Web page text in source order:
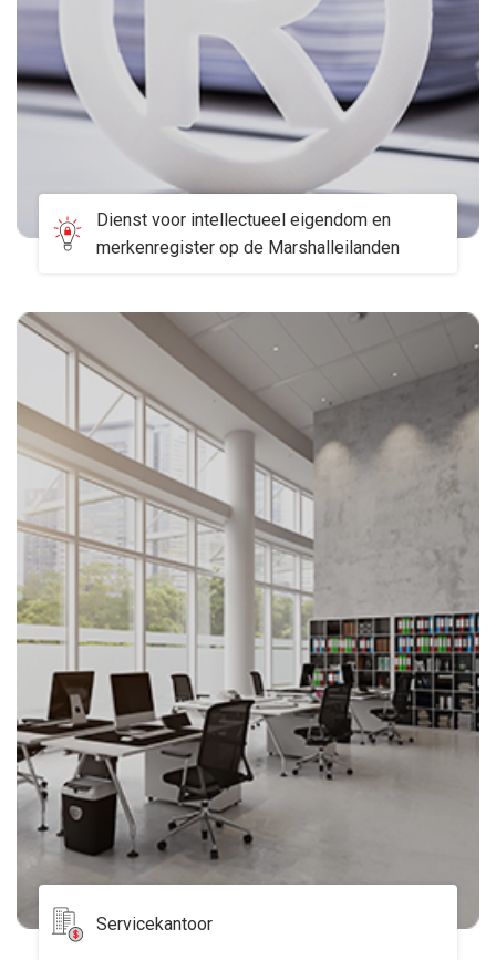
Dienst voor intellectueel eigendom en
merkenregister op de Marshalleilanden
Servicekantoor